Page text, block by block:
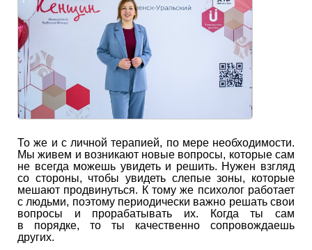
То же и с личной терапией, по мере необходимости.
Мы живем и возникают новые вопросы, которые сам
не всегда можешь увидеть и решить. Нужен взгляд
со стороны, чтобы увидеть слепые зоны, которые
мешают продвинуться. К тому же психолог работает
с людьми, поэтому периодически важно решать свои
вопросы и прорабатывать их. Когда ты сам
в порядке, то ты качественно сопровождаешь
других.